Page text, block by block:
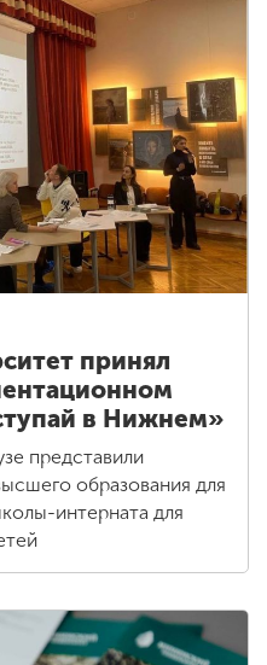
принял
в Нижнем»
представили
образования для
интерната для